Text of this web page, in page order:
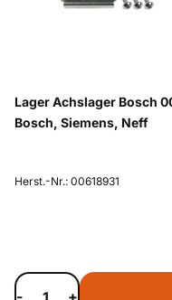
Lager Achslager Bosch
Bosch, Siemens, Neff
Herst.-Nr.: 00618931
- +